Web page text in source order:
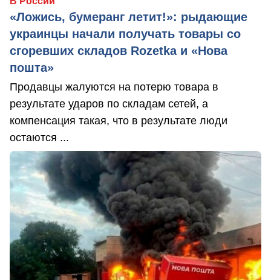
«Ложись, бумеранг летит!»: рыдающие
украинцы начали получать товары со
сгоревших складов Rozetka и «Нова
пошта»
Продавцы жалуются на потерю товара в
результате ударов по складам сетей, а
компенсация такая, что в результате люди
остаются ...